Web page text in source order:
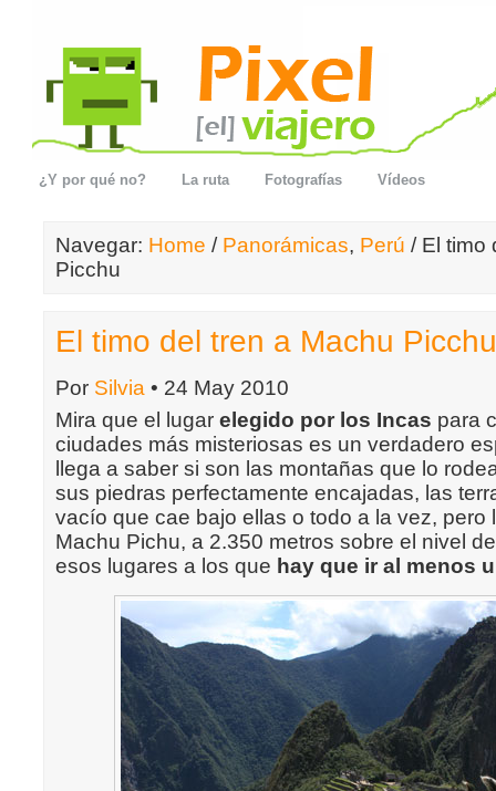
¿Y por qué no? La ruta Fotografías Vídeos
Navegar: Home / Panorámicas, Perú / El timo
Picchu
El timo del tren a Machu Picchu
Por Silvia • 24 May 2010
Mira que el lugar elegido por los Incas para
ciudades más misteriosas es un verdadero
llega a saber si son las montañas que lo
sus piedras perfectamente encajadas, las
vacío que cae bajo ellas o todo a la vez, pero
Machu Pichu, a 2.350 metros sobre el nivel
esos lugares a los que hay que ir al menos